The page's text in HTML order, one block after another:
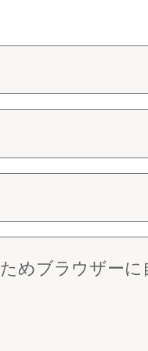
めブラウザー